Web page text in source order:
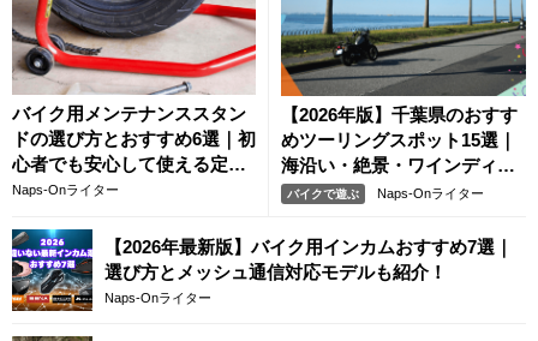
バイク用メンテナンススタン
ドの選び方とおすすめ6選｜初
心者でも安心して使える定番
モデルを解説
Naps-Onライター
【2026年版】千葉県のおすす
めツーリングスポット15選｜
海沿い・絶景・ワインディン
グを満喫
バイクで遊ぶ Naps-Onライター
【2026年最新版】バイク用インカムおすすめ7選｜
選び方とメッシュ通信対応モデルも紹介！
Naps-Onライター